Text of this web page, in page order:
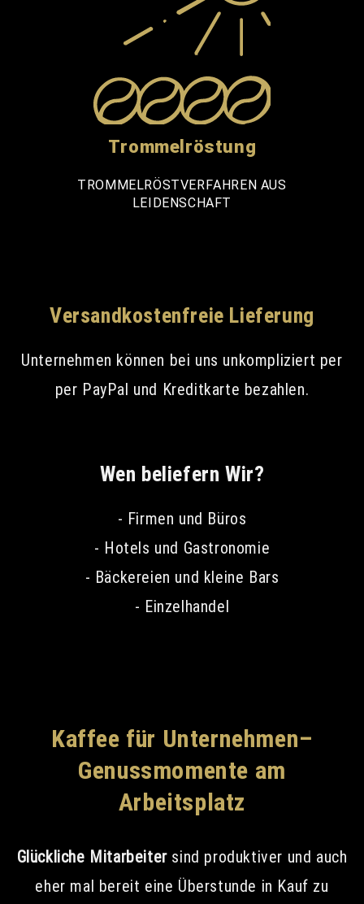
Trommelröstung
TROMMELRÖSTVERFAHREN AUS
LEIDENSCHAFT
Versandkostenfreie Lieferung
Unternehmen können bei uns unkompliziert per
per PayPal und Kreditkarte bezahlen.
Wen beliefern Wir?
- Firmen und Büros
- Hotels und Gastronomie
- Bäckereien und kleine Bars
- Einzelhandel
Kaffee für Unternehmen–
Genussmomente am
Arbeitsplatz
Glückliche Mitarbeitersind produktiver und auch
eher mal bereit eine Überstunde in Kauf zu